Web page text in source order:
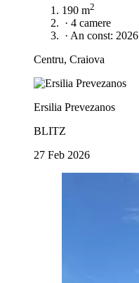
190 m2
· 4 camere
· An const: 2026
Centru, Craiova
Ersilia Prevezanos
BLITZ
27 Feb 2026